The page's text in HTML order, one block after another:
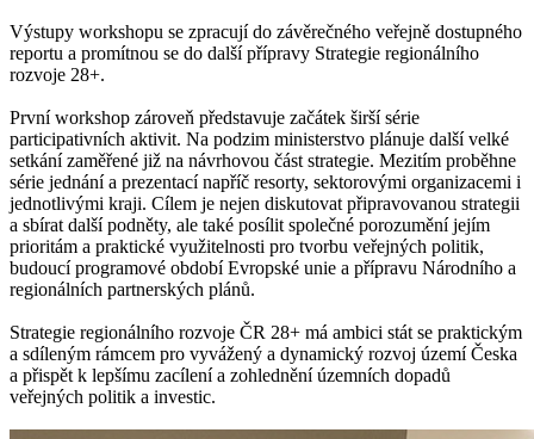
Výstupy workshopu se zpracují do závěrečného veřejně dostupného
reportu a promítnou se do další přípravy Strategie regionálního
rozvoje 28+.
První workshop zároveň představuje začátek širší série
participativních aktivit. Na podzim ministerstvo plánuje další velké
setkání zaměřené již na návrhovou část strategie. Mezitím proběhne
série jednání a prezentací napříč resorty, sektorovými organizacemi i
jednotlivými kraji. Cílem je nejen diskutovat připravovanou strategii
a sbírat další podněty, ale také posílit společné porozumění jejím
prioritám a praktické využitelnosti pro tvorbu veřejných politik,
budoucí programové období Evropské unie a přípravu Národního a
regionálních partnerských plánů.
Strategie regionálního rozvoje ČR 28+ má ambici stát se praktickým
a sdíleným rámcem pro vyvážený a dynamický rozvoj území Česka
a přispět k lepšímu zacílení a zohlednění územních dopadů
veřejných politik a investic.